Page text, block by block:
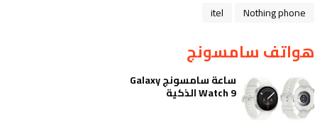
Nothing phone
itel
هواتف سامسونج
ساعة سامسونج Galaxy
Watch 9 الذكية